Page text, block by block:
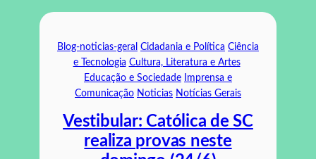
Blog-noticias-geral Cidadania e Política Ciência
e Tecnologia Cultura, Literatura e Artes
Educação e Sociedade
Imprensa e
Comunicação Noticias Notícias Gerais
Vestibular: Católica de SC
realiza provas neste